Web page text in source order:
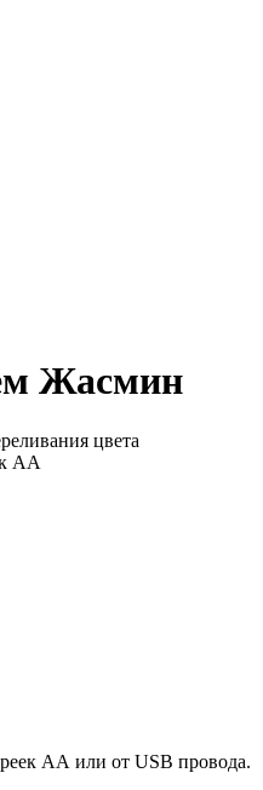
Жасмин
цвета
АА
АА или от USB провода.